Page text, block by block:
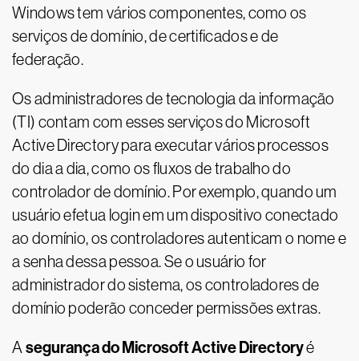
Windows tem vários componentes, como os
serviços de domínio, de certificados e de
federação.
Os administradores de tecnologia da informação
(TI) contam com esses serviços do Microsoft
Active Directory para executar vários processos
do dia a dia, como os fluxos de trabalho do
controlador de domínio. Por exemplo, quando um
usuário efetua login em um dispositivo conectado
ao domínio, os controladores autenticam o nome e
a senha dessa pessoa. Se o usuário for
administrador do sistema, os controladores de
domínio poderão conceder permissões extras.
A segurança do Microsoft Active Directoryé